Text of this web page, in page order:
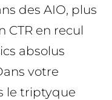
des AIO, plus
CTR en recul
absolus
votre
le triptyque